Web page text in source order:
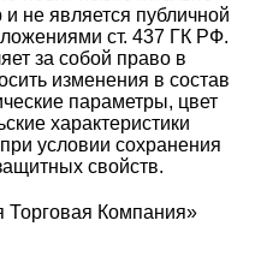
Компания»
не является публичной
ст. 437 ГК РФ.
за собой право в
изменения в состав
параметры, цвет
характеристики
условии сохранения
свойств.